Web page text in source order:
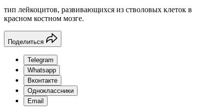
тип лейкоцитов, развивающихся из стволовых клеток в
красном костном мозге.
Поделиться
Telegram
Whatsapp
Вконтакте
Одноклассники
Email